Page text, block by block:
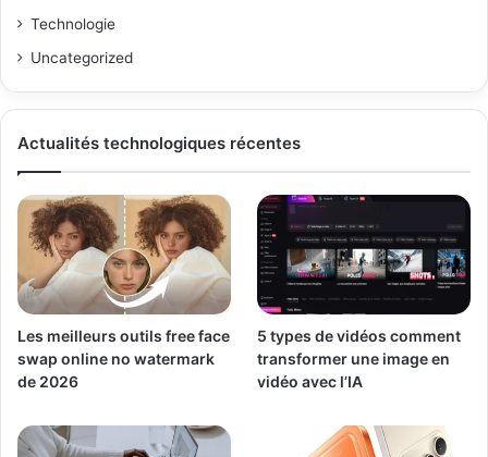
Technologie
Uncategorized
Actualités technologiques récentes
Les meilleurs outils free face
swap online no watermark
de 2026
5 types de vidéos comment
transformer une image en
vidéo avec l’IA